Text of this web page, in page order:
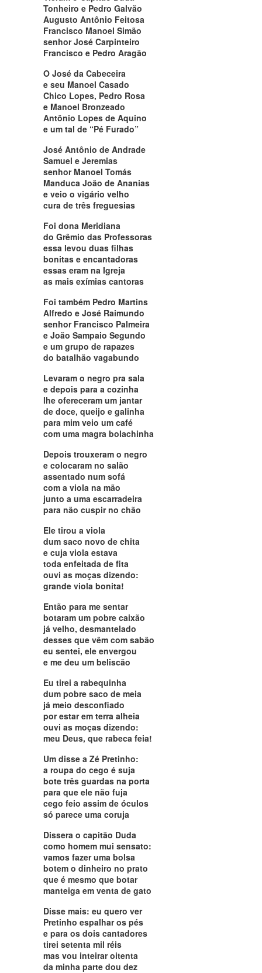
Tonheiro e Pedro Galvão
Augusto Antônio Feitosa
Francisco Manoel Simão
senhor José Carpinteiro
Francisco e Pedro Aragão
O José da Cabeceira
e seu Manoel Casado
Chico Lopes, Pedro Rosa
e Manoel Bronzeado
Antônio Lopes de Aquino
e um tal de “Pé Furado”
José Antônio de Andrade
Samuel e Jeremias
senhor Manoel Tomás
Manduca João de Ananias
e veio o vigário velho
cura de três freguesias
Foi dona Meridiana
do Grêmio das Professoras
essa levou duas filhas
bonitas e encantadoras
essas eram na Igreja
as mais exímias cantoras
Foi também Pedro Martins
Alfredo e José Raimundo
senhor Francisco Palmeira
e João Sampaio Segundo
e um grupo de rapazes
do batalhão vagabundo
Levaram o negro pra sala
e depois para a cozinha
lhe ofereceram um jantar
de doce, queijo e galinha
para mim veio um café
com uma magra bolachinha
Depois trouxeram o negro
e colocaram no salão
assentado num sofá
com a viola na mão
junto a uma escarradeira
para não cuspir no chão
Ele tirou a viola
dum saco novo de chita
e cuja viola estava
toda enfeitada de fita
ouvi as moças dizendo:
grande viola bonita!
Então para me sentar
botaram um pobre caixão
já velho, desmantelado
desses que vêm com sabão
eu sentei, ele envergou
e me deu um beliscão
Eu tirei a rabequinha
dum pobre saco de meia
já meio desconfiado
por estar em terra alheia
ouvi as moças dizendo:
meu Deus, que rabeca feia!
Um disse a Zé Pretinho:
a roupa do cego é suja
bote três guardas na porta
para que ele não fuja
cego feio assim de óculos
só parece uma coruja
Dissera o capitão Duda
como homem mui sensato:
vamos fazer uma bolsa
botem o dinheiro no prato
que é mesmo que botar
manteiga em venta de gato
Disse mais: eu quero ver
Pretinho espalhar os pés
e para os dois cantadores
tirei setenta mil réis
mas vou inteirar oitenta
da minha parte dou dez